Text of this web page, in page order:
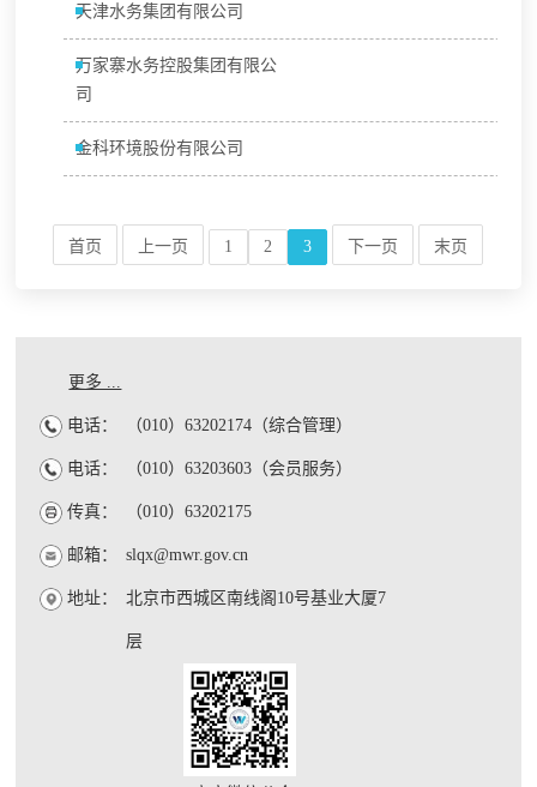
天津水务集团有限公司
万家寨水务控股集团有限公
司
金科环境股份有限公司
首页 上一页 1 2 3 下一页 末页
更多 ...
电话： （010）63202174（综合管理）
电话： （010）63203603（会员服务）
传真： （010）63202175
邮箱： slqx@mwr.gov.cn
地址： 北京市西城区南线阁10号基业大厦7
层